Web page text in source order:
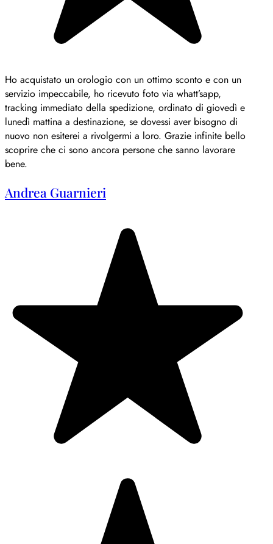
Ho acquistato un orologio con un ottimo sconto e con un
servizio impeccabile, ho ricevuto foto via whatt’sapp,
tracking immediato della spedizione, ordinato di giovedì e
lunedì mattina a destinazione, se dovessi aver bisogno di
nuovo non esiterei a rivolgermi a loro. Grazie infinite bello
scoprire che ci sono ancora persone che sanno lavorare
bene.
Andrea Guarnieri